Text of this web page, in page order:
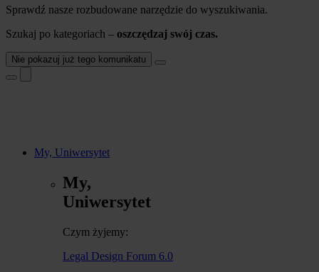
Sprawdź nasze rozbudowane narzędzie do wyszukiwania.
Szukaj po kategoriach – oszczędzaj swój czas.
Nie pokazuj już tego komunikatu
My, Uniwersytet
My,
Uniwersytet
Czym żyjemy:
Legal Design Forum 6.0